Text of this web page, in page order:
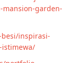
garden-
inspirasi-